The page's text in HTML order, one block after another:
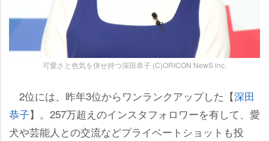
可愛さと色気を併せ持つ深田恭子 (C)ORICON NewS inc.
2位には、昨年3位からワンランクアップした【深田
恭子】。257万超えのインスタフォロワーを有して、愛
犬や芸能人との交流などプライベートショットも投